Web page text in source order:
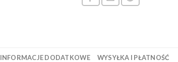
INFORMACJE DODATKOWE WYSYŁKA I PŁATNOŚĆ